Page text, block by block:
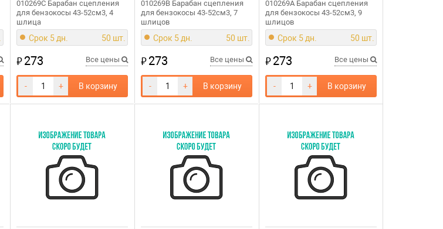
010269C Барабан сцепления
для бензокосы 43-52см3, 4
шлица
Срок 5 дн. 50 шт.
₽273 Все цены
- + В корзину
010269B Барабан сцепления
для бензокосы 43-52см3, 7
шлицов
Срок 5 дн. 50 шт.
₽273 Все цены
- + В корзину
010269A Барабан сцепления
для бензокосы 43-52см3, 9
шлицов
Срок 5 дн. 50 шт.
₽273 Все цены
- + В корзину